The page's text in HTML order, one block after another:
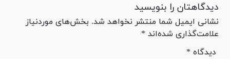
دیدگاهتان را بنویسید
نشانی ایمیل شما منتشر نخواهد شد. بخش‌های موردنیاز
علامت‌گذاری شده‌اند *
* دیدگاه